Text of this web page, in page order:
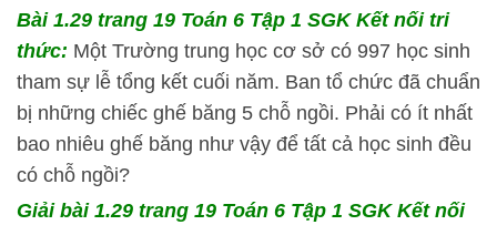
Bài 1.29 trang 19 Toán 6 Tập 1 SGK Kết nối tri
thức: Một Trường trung học cơ sở có 997 học sinh
tham sự lễ tổng kết cuối năm. Ban tổ chức đã chuẩn
bị những chiếc ghế băng 5 chỗ ngồi. Phải có ít nhất
bao nhiêu ghế băng như vậy để tất cả học sinh đều
có chỗ ngồi?
Giải bài 1.29 trang 19 Toán 6 Tập 1 SGK Kết nối